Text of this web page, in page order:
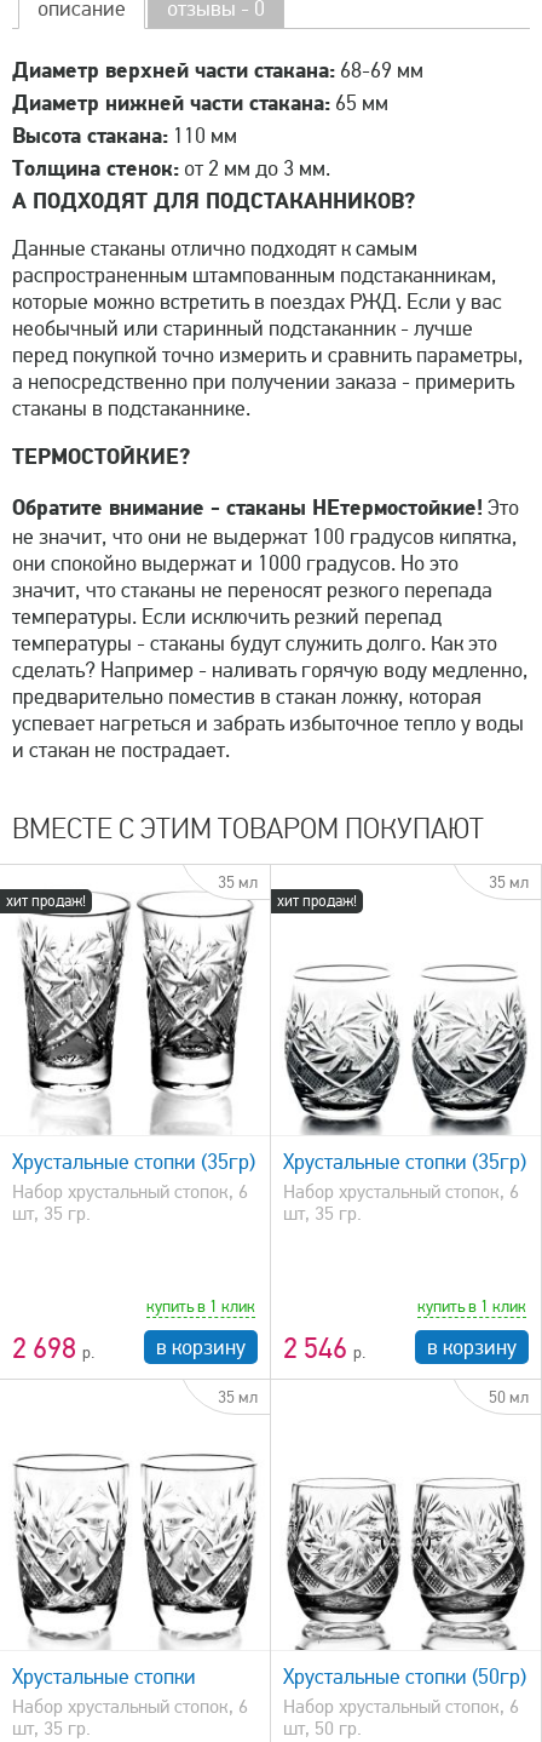
описание отзывы - 0
Диаметр верхней части стакана: 68-69 мм
Диаметр нижней части стакана: 65 мм
Высота стакана: 110 мм
Толщина стенок: от 2 мм до 3 мм.
А ПОДХОДЯТ ДЛЯ ПОДСТАКАННИКОВ?
Данные стаканы отлично подходят к самым
распространенным штампованным подстаканникам,
которые можно встретить в поездах РЖД. Если у вас
необычный или старинный подстаканник - лучше
перед покупкой точно измерить и сравнить параметры,
а непосредственно при получении заказа - примерить
стаканы в подстаканнике.
ТЕРМОСТОЙКИЕ?
Обратите внимание - стаканы НЕтермостойкие! Это
не значит, что они не выдержат 100 градусов кипятка,
они спокойно выдержат и 1000 градусов. Но это
значит, что стаканы не переносят резкого перепада
температуры. Если исключить резкий перепад
температуры - стаканы будут служить долго. Как это
сделать? Например - наливать горячую воду медленно,
предварительно поместив в стакан ложку, которая
успевает нагреться и забрать избыточное тепло у воды
и стакан не пострадает.
ВМЕСТЕ С ЭТИМ ТОВАРОМ ПОКУПАЮТ
хит продаж!
35 мл
Хрустальные стопки (35гр)
Набор хрустальный стопок, 6
шт, 35 гр.
2 698
купить в 1 клик
в корзину
хит продаж!
35 мл
быстрый просмотр
Хрустальные стопки (35гр)
Набор хрустальный стопок, 6
шт, 35 гр.
2 546
купить в 1 клик
в корзину
35 мл
Хрустальные стопки
Набор хрустальный стопок, 6
шт, 35 гр.
50 мл
быстрый просмотр
Хрустальные стопки (50гр)
Набор хрустальный стопок, 6
шт, 50 гр.